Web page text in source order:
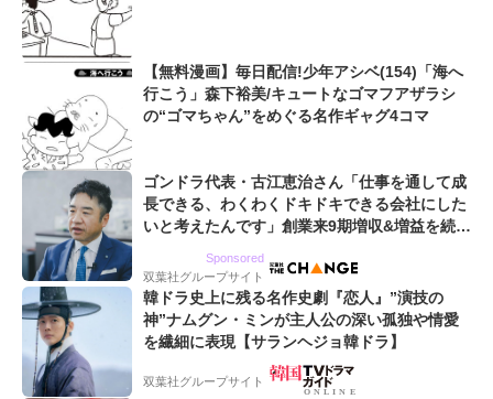
【無料漫画】毎日配信!少年アシベ(154)「海へ
行こう」森下裕美/キュートなゴマフアザラシ
の“ゴマちゃん”をめぐる名作ギャグ4コマ
ゴンドラ代表・古江恵治さん「仕事を通して成
長できる、わくわくドキドキできる会社にした
いと考えたんです」創業来9期増収&増益を続け
Sponsored
双葉社グループサイト
韓ドラ史上に残る名作史劇『恋人』”演技の
神”ナムグン・ミンが主人公の深い孤独や情愛
を繊細に表現【サランヘジョ韓ドラ】
双葉社グループサイト